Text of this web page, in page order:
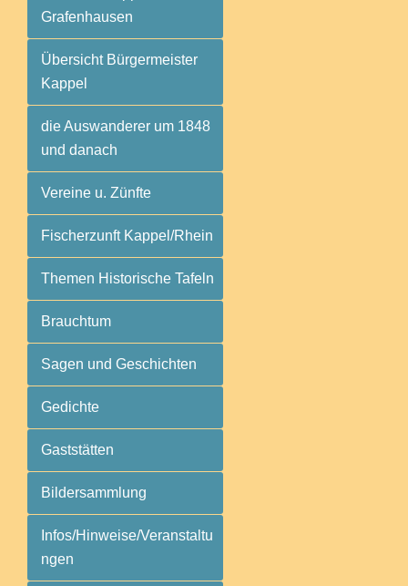
Grafenhausen
Übersicht Bürgermeister
Kappel
die Auswanderer um 1848
und danach
Vereine u. Zünfte
Fischerzunft Kappel/Rhein
Themen Historische Tafeln
Brauchtum
Sagen und Geschichten
Gedichte
Gaststätten
Bildersammlung
Infos/Hinweise/Veranstaltu
ngen